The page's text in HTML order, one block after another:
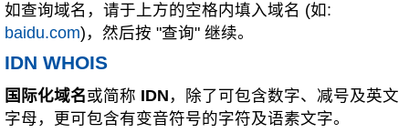
如查询域名，请于上方的空格内填入域名 (如:
baidu.com)，然后按 "查询" 继续。
IDN WHOIS
国际化域名或简称 IDN ，除了可包含数字、减号及英文
字母，更可包含有变音符号的字符及语素文字。